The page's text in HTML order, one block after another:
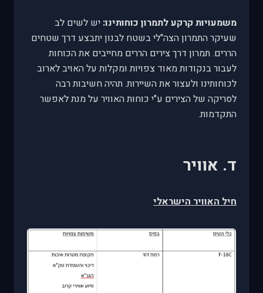
משמעויות קרקע לתמרון כוחותינו: יש לשים לב
שעיקר התמרון הצה"לי בשטח לבנון יתבצע דרך שטחים
הררים. תמרון דרך צירים הררים מחייבים את הכוחות
לעבור בנקודות מאוד צפויות ומקלות על האויב לארוב
לכוחותינו ולעצור את השיירות. תהיה חשיבות רבה
לסריקה של הצירים ע"י כוחות האוויר על מנת לאפשר
התקדמות.
ד. אוויר
חיל האוויר הישראלי